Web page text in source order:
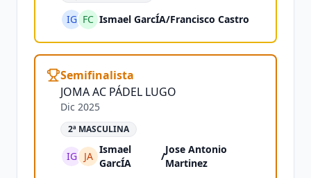
IG FC Ismael GarcÍA/Francisco Castro
Semifinalista
JOMA AC PÁDEL LUGO
Dic 2025
2ª MASCULINA
IG JA
Ismael
GarcÍA
/
Jose Antonio
Martinez